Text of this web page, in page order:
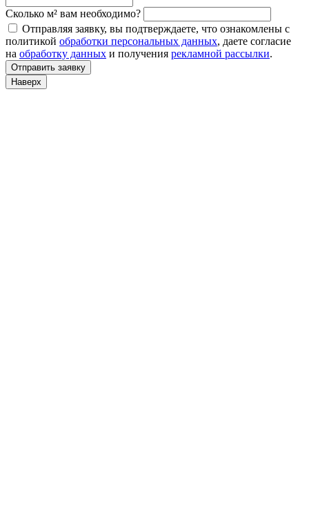
Сколько м² вам необходимо?
Отправляя заявку, вы подтверждаете, что ознакомлены с
политикой обработки персональных данных, даете согласие
на обработку данных и получения рекламной рассылки.
Отправить заявку
Наверх